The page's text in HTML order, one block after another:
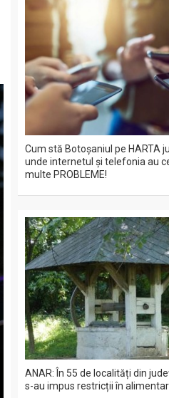
Cum stă Botoșaniul pe HARTA
unde internetul și telefonia au
multe PROBLEME!
ANAR: În 55 de localități din
s-au impus restricții în